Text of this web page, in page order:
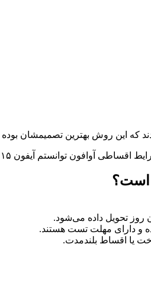
که این روش بهترین تصمیمشان
قسط ماهیانه‌ام تقریباً معادل هزینه یک وعده رستوران است.”
است؟
تحویل داده می‌شود.
و دارای مهلت تست هستند.
یا اقساط بلندمدت.